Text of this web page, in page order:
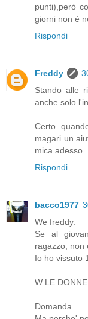
punti),però
giorni non è
Rispondi
Freddy
Stando alle
anche solo
Certo
magari un
mica adesso...
Rispondi
bacco1977
We freddy.
Se al
ragazzo, non
Io ho vissuto
W LE
Domanda.